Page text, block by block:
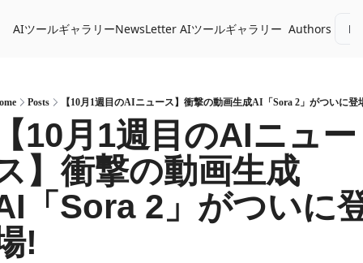
AIツールギャラリーNewsLetter AIツールギャラリー Authors
Posts 【10月1週目のAIニュース】衝撃の動画生成AI「Sora 2」がついに登
10月1週目のAIニュー
】衝撃の動画生成
「Sora 2」がついに
!